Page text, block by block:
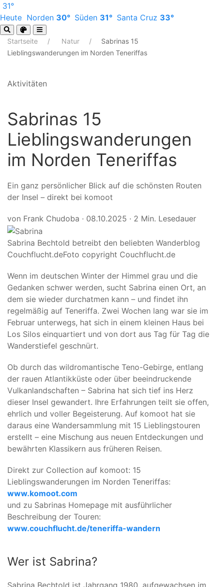
31°
Heute Norden 30° Süden 31° Santa Cruz 33°
Startseite Natur
Sabrinas 15
Lieblingswanderungen im Norden Teneriffas
Aktivitäten
Sabrinas 15
Lieblingswanderungen
im Norden Teneriffas
Ein ganz persönlicher Blick auf die schönsten Routen
der Insel – direkt bei komoot
von Frank Chudoba · 08.10.2025 · 2 Min. Lesedauer
Sabrina Bechtold betreibt den beliebten Wanderblog
Couchflucht.deFoto copyright Couchflucht.de
Wenn im deutschen Winter der Himmel grau und die
Gedanken schwer werden, sucht Sabrina einen Ort, an
dem sie wieder durchatmen kann – und findet ihn
regelmäßig auf Teneriffa. Zwei Wochen lang war sie im
Februar unterwegs, hat sich in einem kleinen Haus bei
Los Silos einquartiert und von dort aus Tag für Tag die
Wanderstiefel geschnürt.
Ob durch das wildromantische Teno-Gebirge, entlang
der rauen Atlantikküste oder über beeindruckende
Vulkanlandschaften – Sabrina hat sich tief ins Herz
dieser Insel gewandert. Ihre Erfahrungen teilt sie offen,
ehrlich und voller Begeisterung. Auf komoot hat sie
daraus eine Wandersammlung mit 15 Lieblingstouren
erstellt – eine Mischung aus neuen Entdeckungen und
bewährten Klassikern aus früheren Reisen.
Direkt zur Collection auf komoot: 15
Lieblingswanderungen im Norden Teneriffas:
www.komoot.com
und zu Sabrinas Homepage mit ausführlicher
Beschreibung der Touren:
www.couchflucht.de/teneriffa-wandern
Wer ist Sabrina?
Sabrina Bechtold ist Jahrgang 1980, aufgewachsen im